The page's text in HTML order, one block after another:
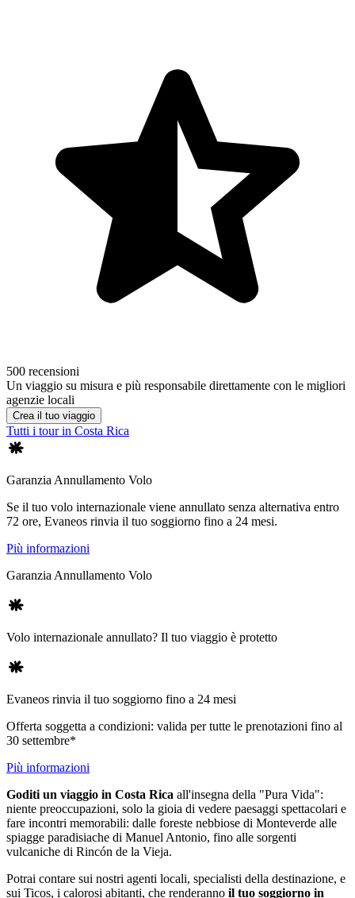
500 recensioni
Un viaggio su misura e più responsabile direttamente con le migliori
agenzie locali
Crea il tuo viaggio
Tutti i tour in Costa Rica
Garanzia Annullamento Volo
Se il tuo volo internazionale viene annullato senza alternativa entro
72 ore, Evaneos rinvia il tuo soggiorno fino a 24 mesi.
Più informazioni
Garanzia Annullamento Volo
Volo internazionale annullato? Il tuo viaggio è protetto
Evaneos rinvia il tuo soggiorno fino a 24 mesi
Offerta soggetta a condizioni: valida per tutte le prenotazioni fino al
30 settembre*
Più informazioni
Goditi un viaggio in Costa Rica all'insegna della "Pura Vida":
niente preoccupazioni, solo la gioia di vedere paesaggi spettacolari e
fare incontri memorabili: dalle foreste nebbiose di Monteverde alle
spiagge paradisiache di Manuel Antonio, fino alle sorgenti
vulcaniche di Rincón de la Vieja.
Potrai contare sui nostri agenti locali, specialisti della destinazione, e
sui Ticos, i calorosi abitanti, che renderanno il tuo soggiorno in